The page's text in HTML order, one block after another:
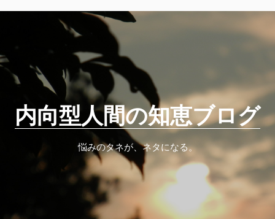
内向型人間の知恵ブログ
悩みのタネが、ネタになる。